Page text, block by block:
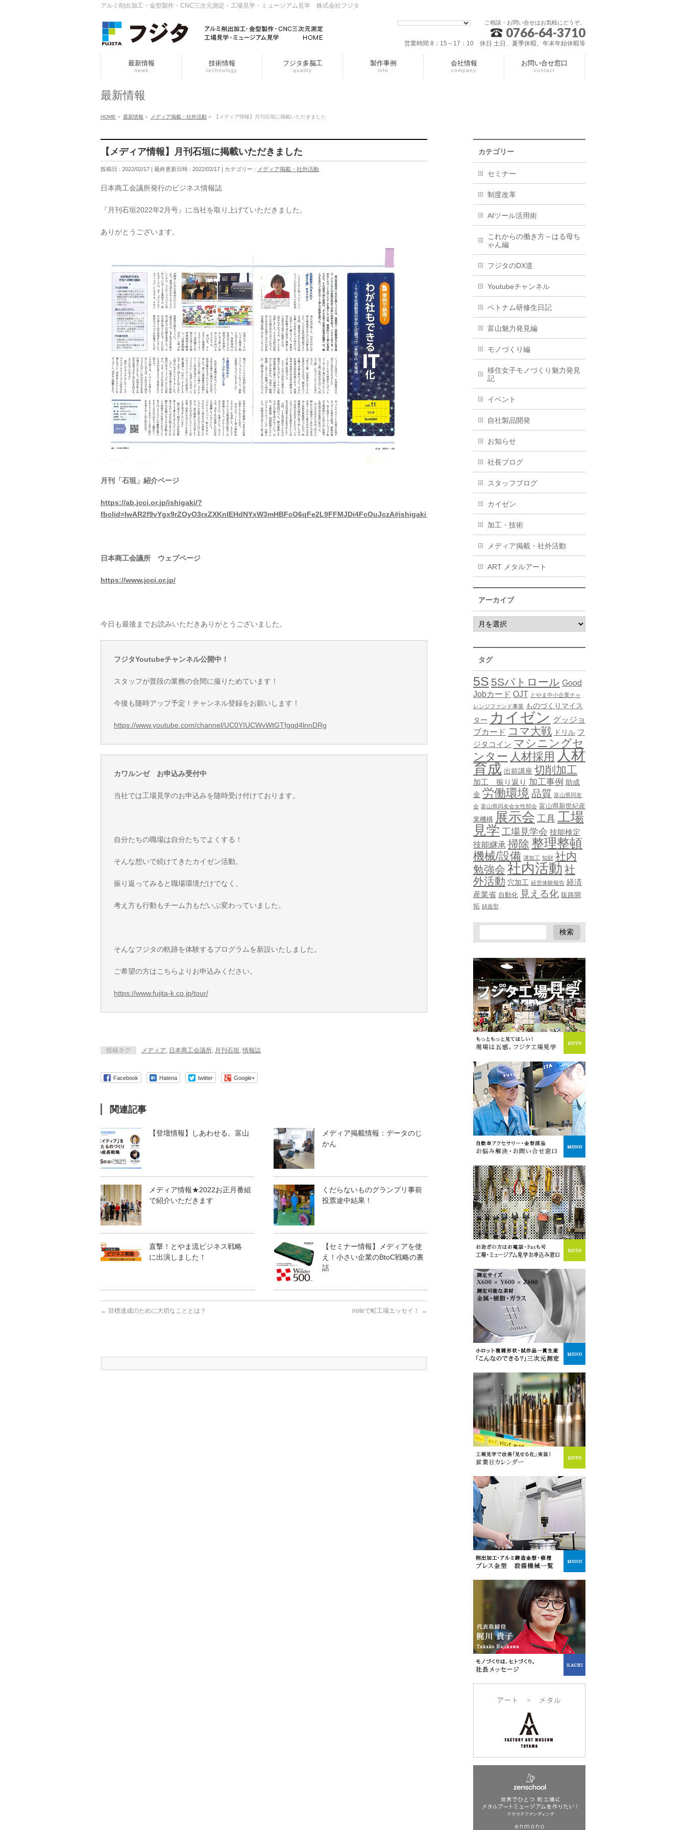
アルミ削出加工・金型製作・CNC三次元測定・工場見学・ミュージアム見学 株式会社フジタ
ご相談・お問い合せはお気軽にどうぞ。
0766-64-3710
営業時間 8：15～17：10 休日 土日、夏季休暇、年末年始休暇等
最新情報
news
技術情報
technology
フジタ多脳工
quality
製作事例
info
会社情報
company
お問い合せ窓口
contact
最新情報
HOME » 最新情報 » メディア掲載・社外活動 » 【メディア情報】月刊石垣に掲載いただきました
【メディア情報】月刊石垣に掲載いただきました
投稿日 : 2022/02/17 最終更新日時 : 2022/02/17 カテゴリー : メディア掲載・社外活動
日本商工会議所発行のビジネス情報誌
『月刊石垣2022年2月号』に当社を取り上げていただきました。
ありがとうございます。
月刊「石垣」紹介ページ
https://ab.jcci.or.jp/ishigaki/?
fbclid=IwAR2f9vYgx9rZOyO3rxZXKnIEHdNYxW3mHBFcO6qFe2L9FFMJDi4FcOuJczA#ishigaki_sub
日本商工会議所 ウェブページ
https://www.jcci.or.jp/
今日も最後までお読みいただきありがとうございました。
フジタYoutubeチャンネル公開中！
スタッフが普段の業務の合間に撮りためています！
今後も随時アップ予定！チャンネル登録をお願いします！
https://www.youtube.com/channel/UC0YIUCWvWtGTfgqd4lnnDRg
カワルンゼ お申込み受付中
当社では工場見学のお申込みを随時受け付けております。
自分たちの職場は自分たちでよくする！
そんな想いで続けてきたカイゼン活動。
振り返ってみると職場環境だけでなく、
考え方も行動もチーム力もだいぶ変わっていました。
そんなフジタの軌跡を体験するプログラムを新設いたしました。
ご希望の方はこちらよりお申込みください。
https://www.fujita-k.co.jp/tour/
投稿タグ メディア, 日本商工会議所, 月刊石垣, 情報誌
Facebook Hatena twitter Google+
関連記事
【登壇情報】しあわせる。富山
メディア掲載情報：データのじ
かん
メディア情報★2022お正月番組
で紹介いただきます
くだらないものグランプリ事前
投票途中結果！
直撃！とやま流ビジネス戦略
に出演しました！
【セミナー情報】メディアを使
え！小さい企業のBtoC戦略の裏
話
← 目標達成のために大切なこととは？ noteで町工場エッセイ！ →
カテゴリー
セミナー
制度改革
AIツール活用術
これからの働き方～はる母ち
ゃん編
フジタのDX道
Youtubeチャンネル
ベトナム研修生日記
富山魅力発見編
モノづくり編
移住女子モノづくり魅力発見
記
イベント
自社製品開発
お知らせ
社長ブログ
スタッフブログ
カイゼン
加工・技術
メディア掲載・社外活動
ART メタルアート
アーカイブ
タグ
5S 5Sパトロール Good
Jobカード OJT とやま中小企業チャ
レンジファンド事業 ものづくりマイス
ター カイゼン グッジョ
ブカード コマ大戦 ドリル フ
ジタコイン マシニングセ
ンター 人材採用 人材
育成 出前講座 切削加工
加工 振り返り 加工事例 助成
金 労働環境 品質 富山県同友
会 富山県同友会女性部会 富山県新世紀産
業機構 展示会 工具 工場
見学 工場見学会 技能検定
技能継承 掃除 整理整頓
機械/設備 溝加工 知財 社内
勉強会 社内活動 社
外活動 穴加工 経営体験報告 経済
産業省 自動化 見える化 販路開
拓 鋳造型